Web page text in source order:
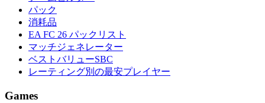
パック
消耗品
EA FC 26 パックリスト
マッチジェネレーター
ベストバリューSBC
レーティング別の最安プレイヤー
Games